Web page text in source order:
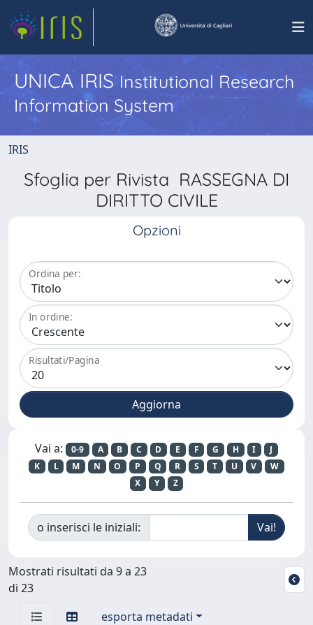
UNICA IRISInstitutional Research
Information System
IRIS
Sfoglia per Rivista RASSEGNA DI
DIRITTO CIVILE
Opzioni
Ordina per:
In ordine:
Risultati/Pagina
Vai a: 0-9 A B C D E F G H I
J
K
L M N O P Q R S T U V
W
X
Y Z
o inserisci le iniziali:
Mostrati risultati da 9 a 23
di 23
esporta metadati